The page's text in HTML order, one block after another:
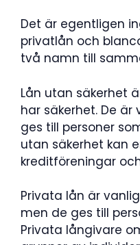
Det är egentligen
privatlån och
två namn till
Lån utan säkerhet
har säkerhet. De
ges till personer
utan säkerhet kan
kreditföreningar
Privata lån är
men de ges till
Privata långivare